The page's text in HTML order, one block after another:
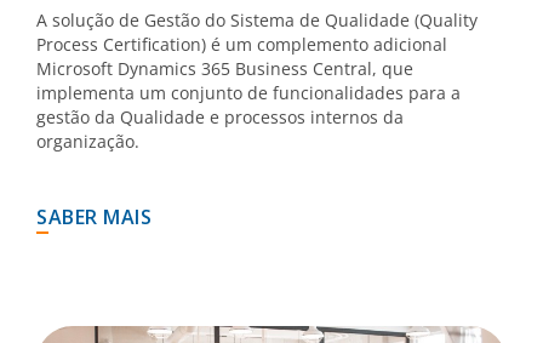
A solução de Gestão do Sistema de Qualidade (Quality
Process Certification) é um complemento adicional
Microsoft Dynamics 365 Business Central, que
implementa um conjunto de funcionalidades para a
gestão da Qualidade e processos internos da
organização.
SABER MAIS